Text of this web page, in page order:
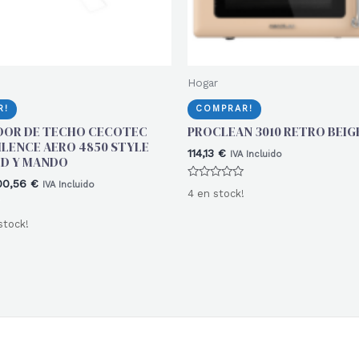
DE TECHO CECOTEC
AERO 4850 STYLE
Y MANDO
€ElIVA Incluido
Hogar
COMPRAR!
PROCLEAN 3010 RETRO
114,13 € IVA Incluido
con
4 en stock!